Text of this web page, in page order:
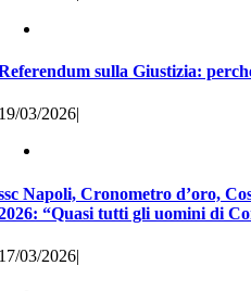
sulla Giustizia:
03/2026|
Napoli, Cronometro d’oro,
“Quasi tutti gli uomini di
03/2026|